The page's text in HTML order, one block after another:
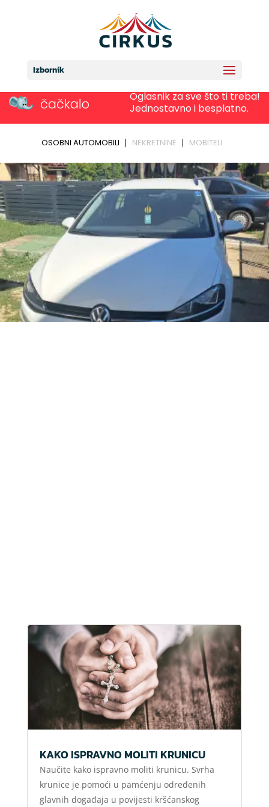
Izbornik
KAKO ISPRAVNO MOLITI KRUNICU
Naučite kako ispravno moliti krunicu. Svrha
krunice je pomoći u pamćenju određenih
glavnih događaja u povijesti kršćanskog